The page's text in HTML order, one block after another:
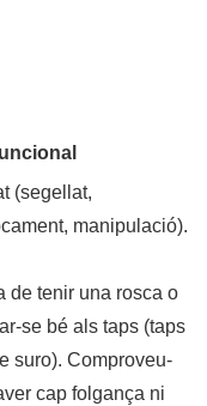
(segellat,
manipulació).
de tenir una rosca o
se bé als taps (taps
suro). Comproveu-
cap folgança ni